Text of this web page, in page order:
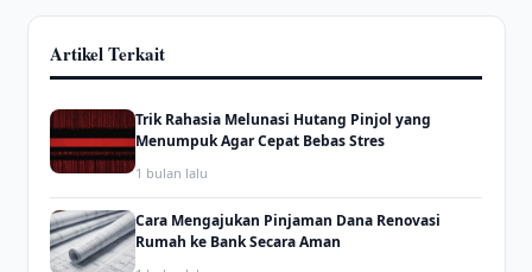
Artikel Terkait
Trik Rahasia Melunasi Hutang Pinjol yang
Menumpuk Agar Cepat Bebas Stres
1 bulan lalu
Cara Mengajukan Pinjaman Dana Renovasi
Rumah ke Bank Secara Aman